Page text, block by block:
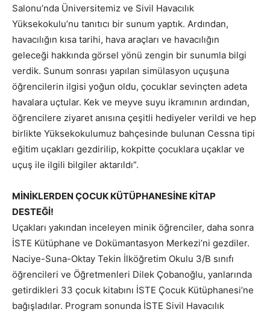
Salonu’nda Üniversitemiz ve Sivil Havacılık
Yüksekokulu’nu tanıtıcı bir sunum yaptık. Ardından,
havacılığın kısa tarihi, hava araçları ve havacılığın
geleceği hakkında görsel yönü zengin bir sunumla bilgi
verdik. Sunum sonrası yapılan simülasyon uçuşuna
öğrencilerin ilgisi yoğun oldu, çocuklar sevinçten adeta
havalara uçtular. Kek ve meyve suyu ikramının ardından,
öğrencilere ziyaret anısına çeşitli hediyeler verildi ve hep
birlikte Yüksekokulumuz bahçesinde bulunan Cessna tipi
eğitim uçakları gezdirilip, kokpitte çocuklara uçaklar ve
uçuş ile ilgili bilgiler aktarıldı”.
MİNİKLERDEN ÇOCUK KÜTÜPHANESİNE KİTAP
DESTEĞİ!
Uçakları yakından inceleyen minik öğrenciler, daha sonra
İSTE Kütüphane ve Dokümantasyon Merkezi’ni gezdiler.
Naciye-Suna-Oktay Tekin İlköğretim Okulu 3/B sınıfı
öğrencileri ve Öğretmenleri Dilek Çobanoğlu, yanlarında
getirdikleri 33 çocuk kitabını İSTE Çocuk Kütüphanesi’ne
bağışladılar. Program sonunda İSTE Sivil Havacılık